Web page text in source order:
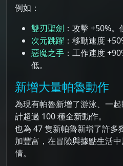
例如：
雙刃聖劍 ：攻擊 +50%。
次元跳躍 ：移動速度
惡魔之手 ：工作速度
低。
新增大量帕魯動作
為現有帕魯新增了游泳、一
計超過 100 種全新動作。
也為 47 隻新帕魯新增了許多
加豐富，在冒險與據點生活
情。